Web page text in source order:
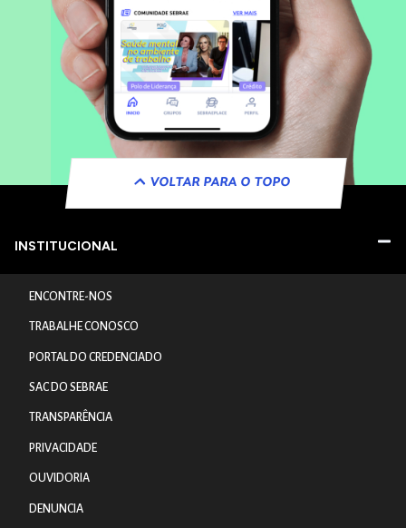
VOLTAR PARA O TOPO
INSTITUCIONAL
ENCONTRE-NOS
TRABALHE CONOSCO
PORTAL DO CREDENCIADO
SAC DO SEBRAE
TRANSPARÊNCIA
PRIVACIDADE
OUVIDORIA
DENUNCIA